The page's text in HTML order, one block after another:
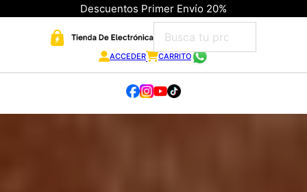
Descuentos Primer Envío 20%
ACCEDER CARRITO